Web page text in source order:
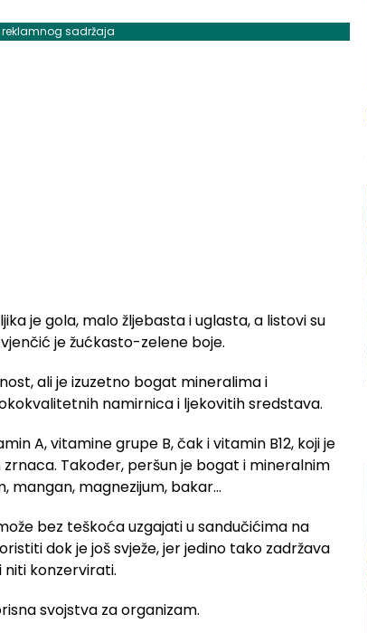
reklamnog sadržaja
je gola, malo žljebasta i uglasta, a listovi su
je žućkasto-zelene boje.
ali je izuzetno bogat mineralima i
namirnica i ljekovitih sredstava.
A, vitamine grupe B, čak i vitamin B12, koji je
Također, peršun je bogat i mineralnim
mangan, magnezijum, bakar…
bez teškoća uzgajati u sandučićima na
dok je još svježe, jer jedino tako zadržava
niti konzervirati.
svojstva za organizam.